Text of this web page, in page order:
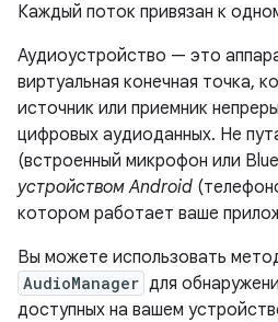
Каждый поток привязан к
Аудиоустройство — это
виртуальная конечная точка,
источник или приемник
цифровых аудиоданных. Не
(встроенный микрофон или
устройством Android
котором работает ваше
Вы можете использовать
AudioManager для
доступных на вашем